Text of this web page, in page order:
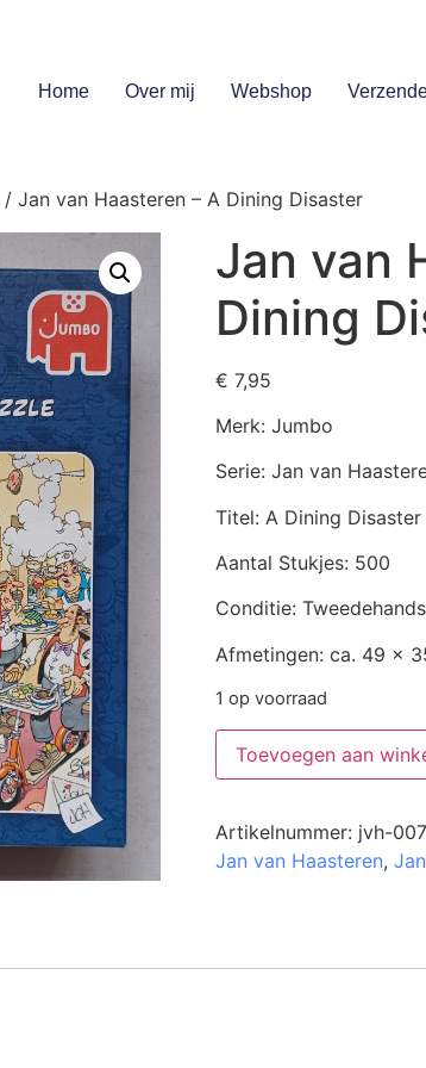
Home Over mij Webshop
/ Jan van Haasteren – A Dining Disaster
Jan van
Dining
€ 7,95
Merk: Jumbo
Serie: Jan van
Titel: A Dining Disaster
Aantal Stukjes: 500
Conditie: Tweedehands
Afmetingen: ca. 49 x
1 op voorraad
Toevoegen aan
Artikelnummer: jvh-
Jan van Haasteren,